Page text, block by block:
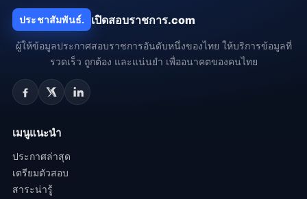
ประชาสัมพันธ์. เปิดสอบราชการ.com
ผู้ให้ข้อมูลประกาศสอบราชการอันดับหนึ่งของไทย ให้บริการข้อมูลที่
รวดเร็ว ถูกต้อง และแน่นยำ เพื่ออนาคตของคนไทย
เมนูแนะนำ
ประกาศล่าสุด
เตรียมตัวสอบ
สาระน่ารู้